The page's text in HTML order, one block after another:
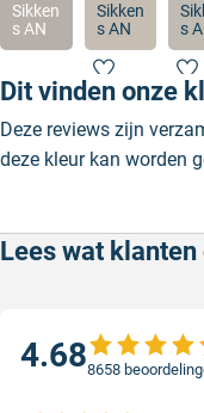
Sikken
s AN
Sikken
s AN
s
Dit vinden onze
Deze reviews zijn
deze kleur kan worden
Lees wat
4.688658